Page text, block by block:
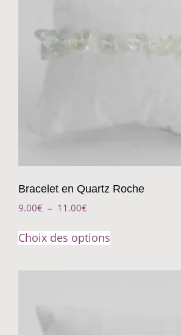
Bracelet en Quartz Roche
9.00€ – 11.00€
Choix des options